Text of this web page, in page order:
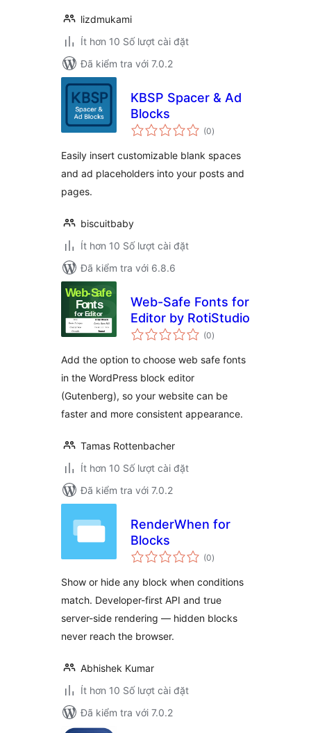
lizdmukami
Ít hơn 10 Số lượt cài đặt
Đã kiểm tra với 7.0.2
KBSP Spacer & Ad
Blocks
(0tổng
đánh
)
Easily insert customizable blank spaces
and ad placeholders into your posts and
pages.
biscuitbaby
Ít hơn 10 Số lượt cài đặt
Đã kiểm tra với 6.8.6
Web-Safe Fonts for
Editor by RotiStudio
(0tổng
đánh
)
Add the option to choose web safe fonts
in the WordPress block editor
(Gutenberg), so your website can be
faster and more consistent appearance.
Tamas Rottenbacher
Ít hơn 10 Số lượt cài đặt
Đã kiểm tra với 7.0.2
RenderWhen for
Blocks
(0tổng
đánh
)
Show or hide any block when conditions
match. Developer-first API and true
server-side rendering — hidden blocks
never reach the browser.
Abhishek Kumar
Ít hơn 10 Số lượt cài đặt
Đã kiểm tra với 7.0.2